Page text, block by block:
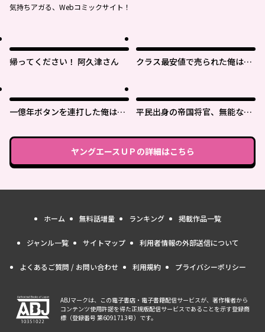
気持ちアガる、Webコミックサイト！
帰ってください！ 阿久津さん
クラス最安値で売られた俺は、
一億年ボタンを連打した俺は、
落第剣士の学院無双～
平民出身の帝国将官、無能な貴
ヤングエースＵＰ の詳細はこちら
ホーム 無料話増量 ランキング 掲載作品一覧
ジャンル一覧 サイトマップ 利用者情報の外部送信について
よくあるご質問 / お問い合わせ 利用規約 プライバシーポリシー
ABJマークは、この電子書店・電子書籍配信サービスが、著作権者から
コンテンツ使用許諾を得た正規版配信サービスであることを示す登録商
標（登録番号 第6091713号）です。